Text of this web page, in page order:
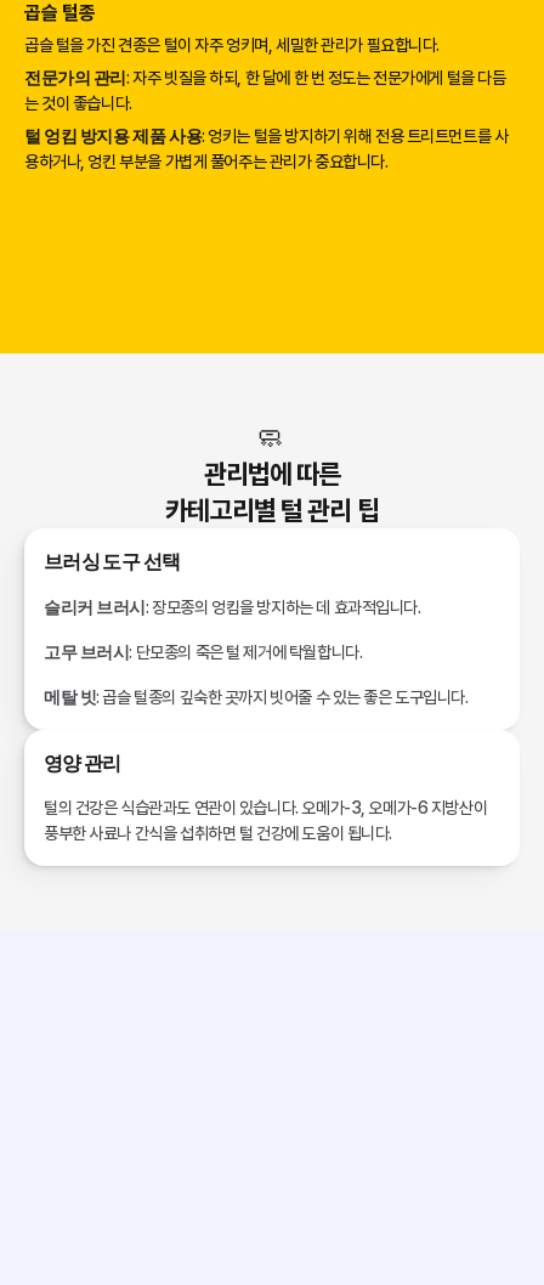
곱슬 털종
곱슬 털을 가진 견종은 털이 자주 엉키며, 세밀한 관리가 필요합니다.
전문가의 관리: 자주 빗질을 하되, 한 달에 한 번 정도는 전문가에게 털을 다듬
는 것이 좋습니다.
털 엉킴 방지용 제품 사용: 엉키는 털을 방지하기 위해 전용 트리트먼트를 사
용하거나, 엉킨 부분을 가볍게 풀어주는 관리가 중요합니다.
🧼
관리법에 따른
카테고리별 털 관리 팁
브러싱 도구 선택
슬리커 브러시: 장모종의 엉킴을 방지하는 데 효과적입니다.
고무 브러시: 단모종의 죽은 털 제거에 탁월합니다.
메탈 빗: 곱슬 털종의 깊숙한 곳까지 빗어줄 수 있는 좋은 도구입니다.
영양 관리
털의 건강은 식습관과도 연관이 있습니다. 오메가-3, 오메가-6 지방산이
풍부한 사료나 간식을 섭취하면 털 건강에 도움이 됩니다.